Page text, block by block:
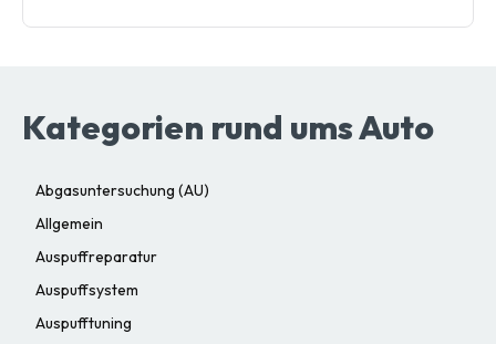
Kategorien rund ums Auto
Abgasuntersuchung (AU)
Allgemein
Auspuffreparatur
Auspuffsystem
Auspufftuning